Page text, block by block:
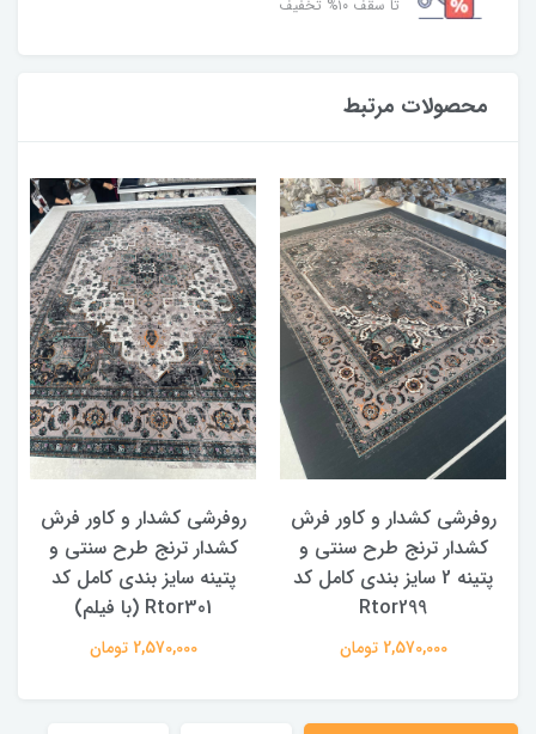
تا سقف ۱۰% تخفیف
محصولات مرتبط
روفرشی کشدار و کاور فرش
کشدار ترنج طرح سنتی و
پتینه 2 سایز بندی کامل کد
Rtor299
2,570,000 تومان
روفرشی کشدار و کاور فرش
کشدار ترنج طرح سنتی و
پتینه سایز بندی کامل کد
Rtor301 (با فیلم)
2,570,000 تومان